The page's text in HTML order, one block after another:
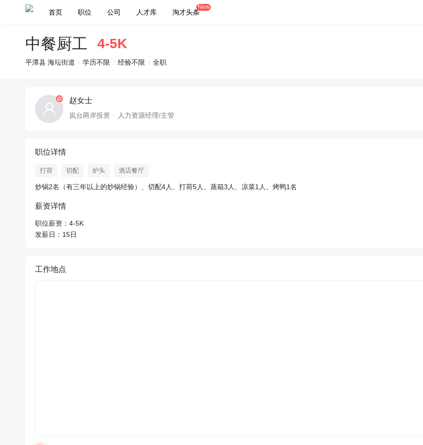
首页 职位 公司 人才库 淘才头条
New
中餐厨工 4-5K
平潭县 海坛街道 学历不限 经验不限 全职
赵女士
岚台两岸投资 人力资源经理/主管
职位详情
打荷 切配 炉头 酒店餐厅
炒锅2名（有三年以上的炒锅经验）、切配4人、打荷5人、蒸箱3人、凉菜1人、烤鸭1名
薪资详情
职位薪资：4-5K
发薪日：15日
工作地点